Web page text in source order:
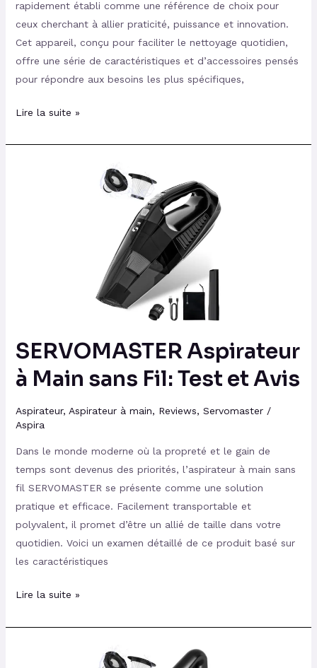
rapidement établi comme une référence de choix pour
ceux cherchant à allier praticité, puissance et innovation.
Cet appareil, conçu pour faciliter le nettoyage quotidien,
offre une série de caractéristiques et d’accessoires pensés
pour répondre aux besoins les plus spécifiques,
Lire la suite »
SERVOMASTER Aspirateur
à Main sans Fil: Test et Avis
Aspirateur, Aspirateur à main, Reviews, Servomaster/
Aspira
Dans le monde moderne où la propreté et le gain de
temps sont devenus des priorités, l’aspirateur à main sans
fil SERVOMASTER se présente comme une solution
pratique et efficace. Facilement transportable et
polyvalent, il promet d’être un allié de taille dans votre
quotidien. Voici un examen détaillé de ce produit basé sur
les caractéristiques
Lire la suite »